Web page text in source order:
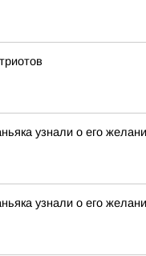
узнали о его
узнали о его